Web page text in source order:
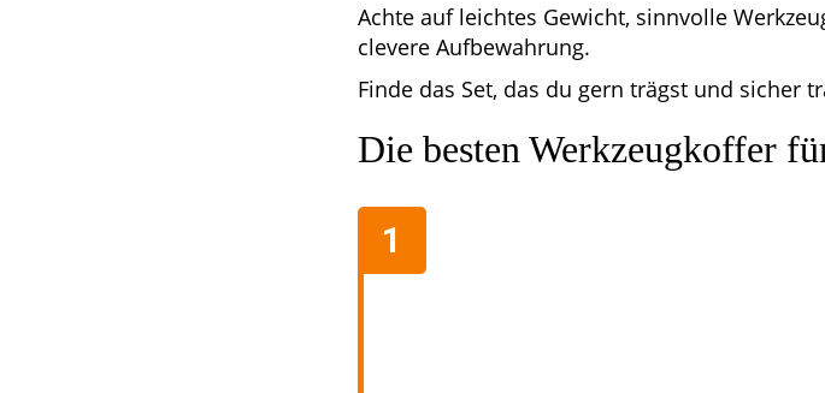
Achte auf leichtes Gewicht, sinnvolle
clevere Aufbewahrung.
Finde das Set, das du gern trägst und sicher
Die besten Werkzeugkoffer